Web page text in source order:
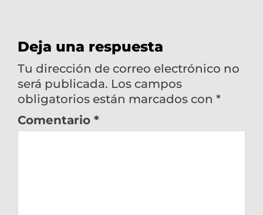
Deja una respuesta
Tu dirección de correo electrónico no
será publicada. Los campos
obligatorios están marcados con *
Comentario *